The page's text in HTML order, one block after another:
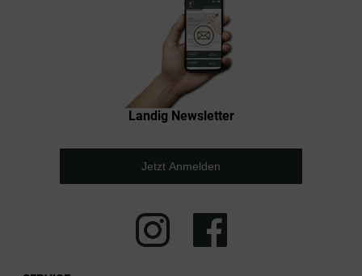
Landig Newsletter
Jetzt Anmelden